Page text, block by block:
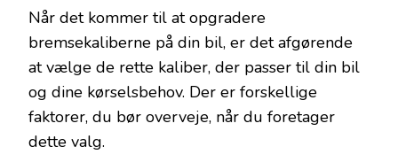
Når det kommer til at opgradere
bremsekaliberne på din bil, er det afgørende
at vælge de rette kaliber, der passer til din bil
og dine kørselsbehov. Der er forskellige
faktorer, du bør overveje, når du foretager
dette valg.